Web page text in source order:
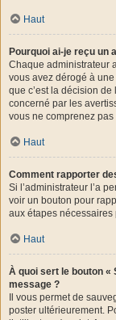
Haut
Pourquoi ai-je reçu un
Chaque administrateur
vous avez dérogé à
que c’est la décision de
concerné par les
vous ne comprenez
Haut
Comment rapporter
Si l’administrateur l’a
voir un bouton pour
aux étapes nécessaires
Haut
À quoi sert le bouton «
message ?
Il vous permet de
poster ultérieurement.